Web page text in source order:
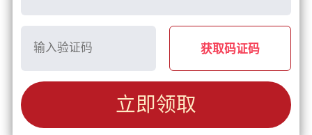
获取码证码
立即领取